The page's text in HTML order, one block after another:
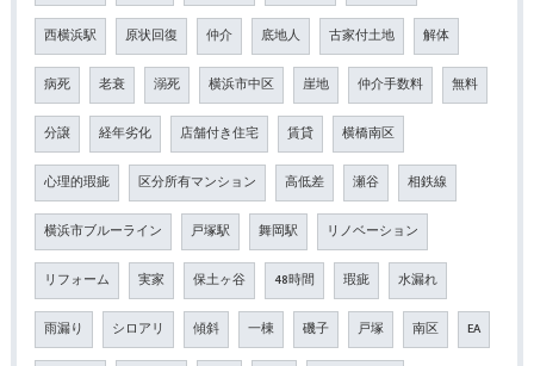
西横浜駅 原状回復 仲介 底地人 古家付土地 解体
病死 老衰 溺死 横浜市中区 崖地 仲介手数料 無料
分譲 経年劣化 店舗付き住宅 賃貸 横橋南区
心理的瑕疵 区分所有マンション 高低差 瀬谷 相鉄線
横浜市ブルーライン 戸塚駅 舞岡駅 リノベーション
リフォーム 実家 保土ヶ谷 48時間 瑕疵 水漏れ
雨漏り シロアリ 傾斜 一棟 磯子 戸塚 南区 EA